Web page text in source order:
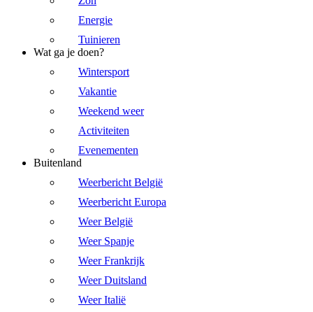
Energie
Tuinieren
Wat ga je doen?
Wintersport
Vakantie
Weekend weer
Activiteiten
Evenementen
Buitenland
Weerbericht België
Weerbericht Europa
Weer België
Weer Spanje
Weer Frankrijk
Weer Duitsland
Weer Italië